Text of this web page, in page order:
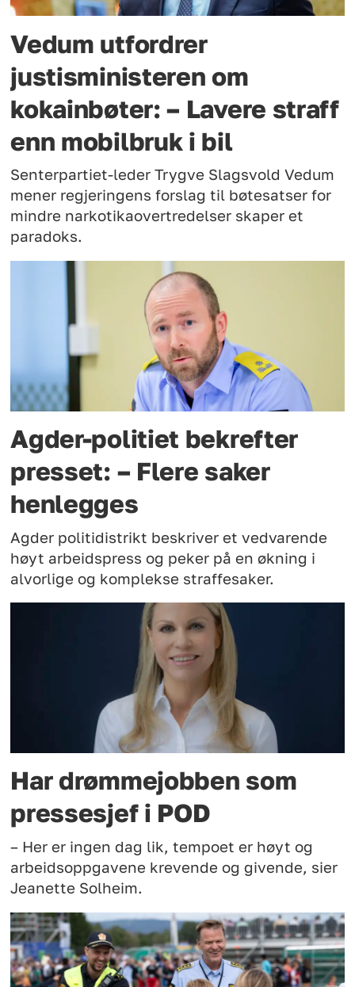
Vedum utfordrer
justisministeren om
kokainbøter: – Lavere straff
enn mobilbruk i bil
Senterpartiet-leder Trygve Slagsvold Vedum
mener regjeringens forslag til bøtesatser for
mindre narkotikaovertredelser skaper et
paradoks.
Agder-politiet bekrefter
presset: – Flere saker
henlegges
Agder politidistrikt beskriver et vedvarende
høyt arbeidspress og peker på en økning i
alvorlige og komplekse straffesaker.
Har drømmejobben som
pressesjef i POD
– Her er ingen dag lik, tempoet er høyt og
arbeidsoppgavene krevende og givende, sier
Jeanette Solheim.